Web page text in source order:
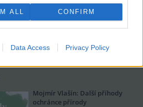
ALL CONFIRM
Data Access Privacy Policy
Mojmír Vlašín: Další příhody
ochránce přírody